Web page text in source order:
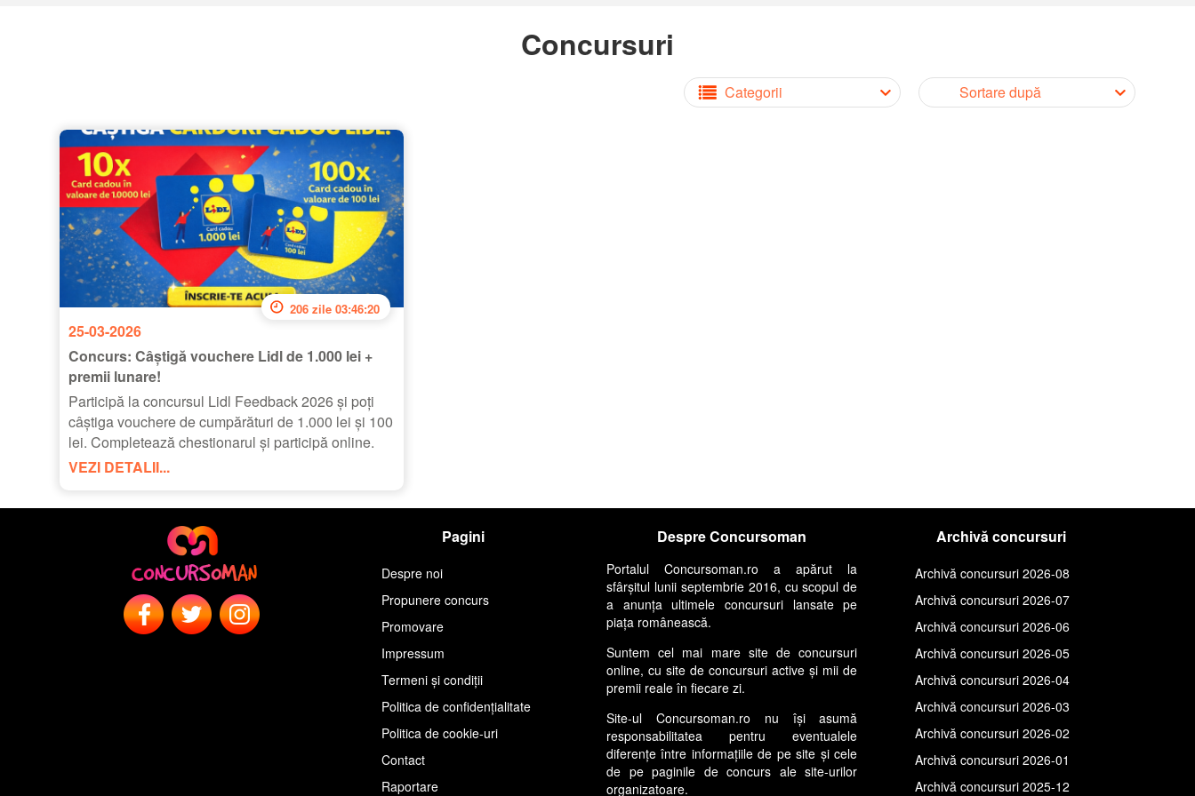
Concursuri
Categorii Sortare după
206 zile 03:46:20
25-03-2026
Concurs: Câștigă vouchere Lidl de 1.000 lei +
premii lunare!
Participă la concursul Lidl Feedback 2026 și poți
câștiga vouchere de cumpărături de 1.000 lei și 100
lei. Completează chestionarul și participă online.
VEZI DETALII...
Pagini
Despre noi
Propunere concurs
Promovare
Impressum
Termeni și condiții
Politica de confidențialitate
Politica de cookie-uri
Contact
Raportare
Despre Concursoman
Portalul Concursoman.ro a apărut la
sfârșitul lunii septembrie 2016, cu scopul de
a anunța ultimele concursuri lansate pe
piața românească.
Suntem cel mai mare site de concursuri
online, cu site de concursuri active și mii de
premii reale în fiecare zi.
Site-ul Concursoman.ro nu își asumă
responsabilitatea pentru eventualele
diferențe între informațiile de pe site și cele
de pe paginile de concurs ale site-urilor
organizatoare.
Archivă concursuri
Archivă concursuri 2026-08
Archivă concursuri 2026-07
Archivă concursuri 2026-06
Archivă concursuri 2026-05
Archivă concursuri 2026-04
Archivă concursuri 2026-03
Archivă concursuri 2026-02
Archivă concursuri 2026-01
Archivă concursuri 2025-12